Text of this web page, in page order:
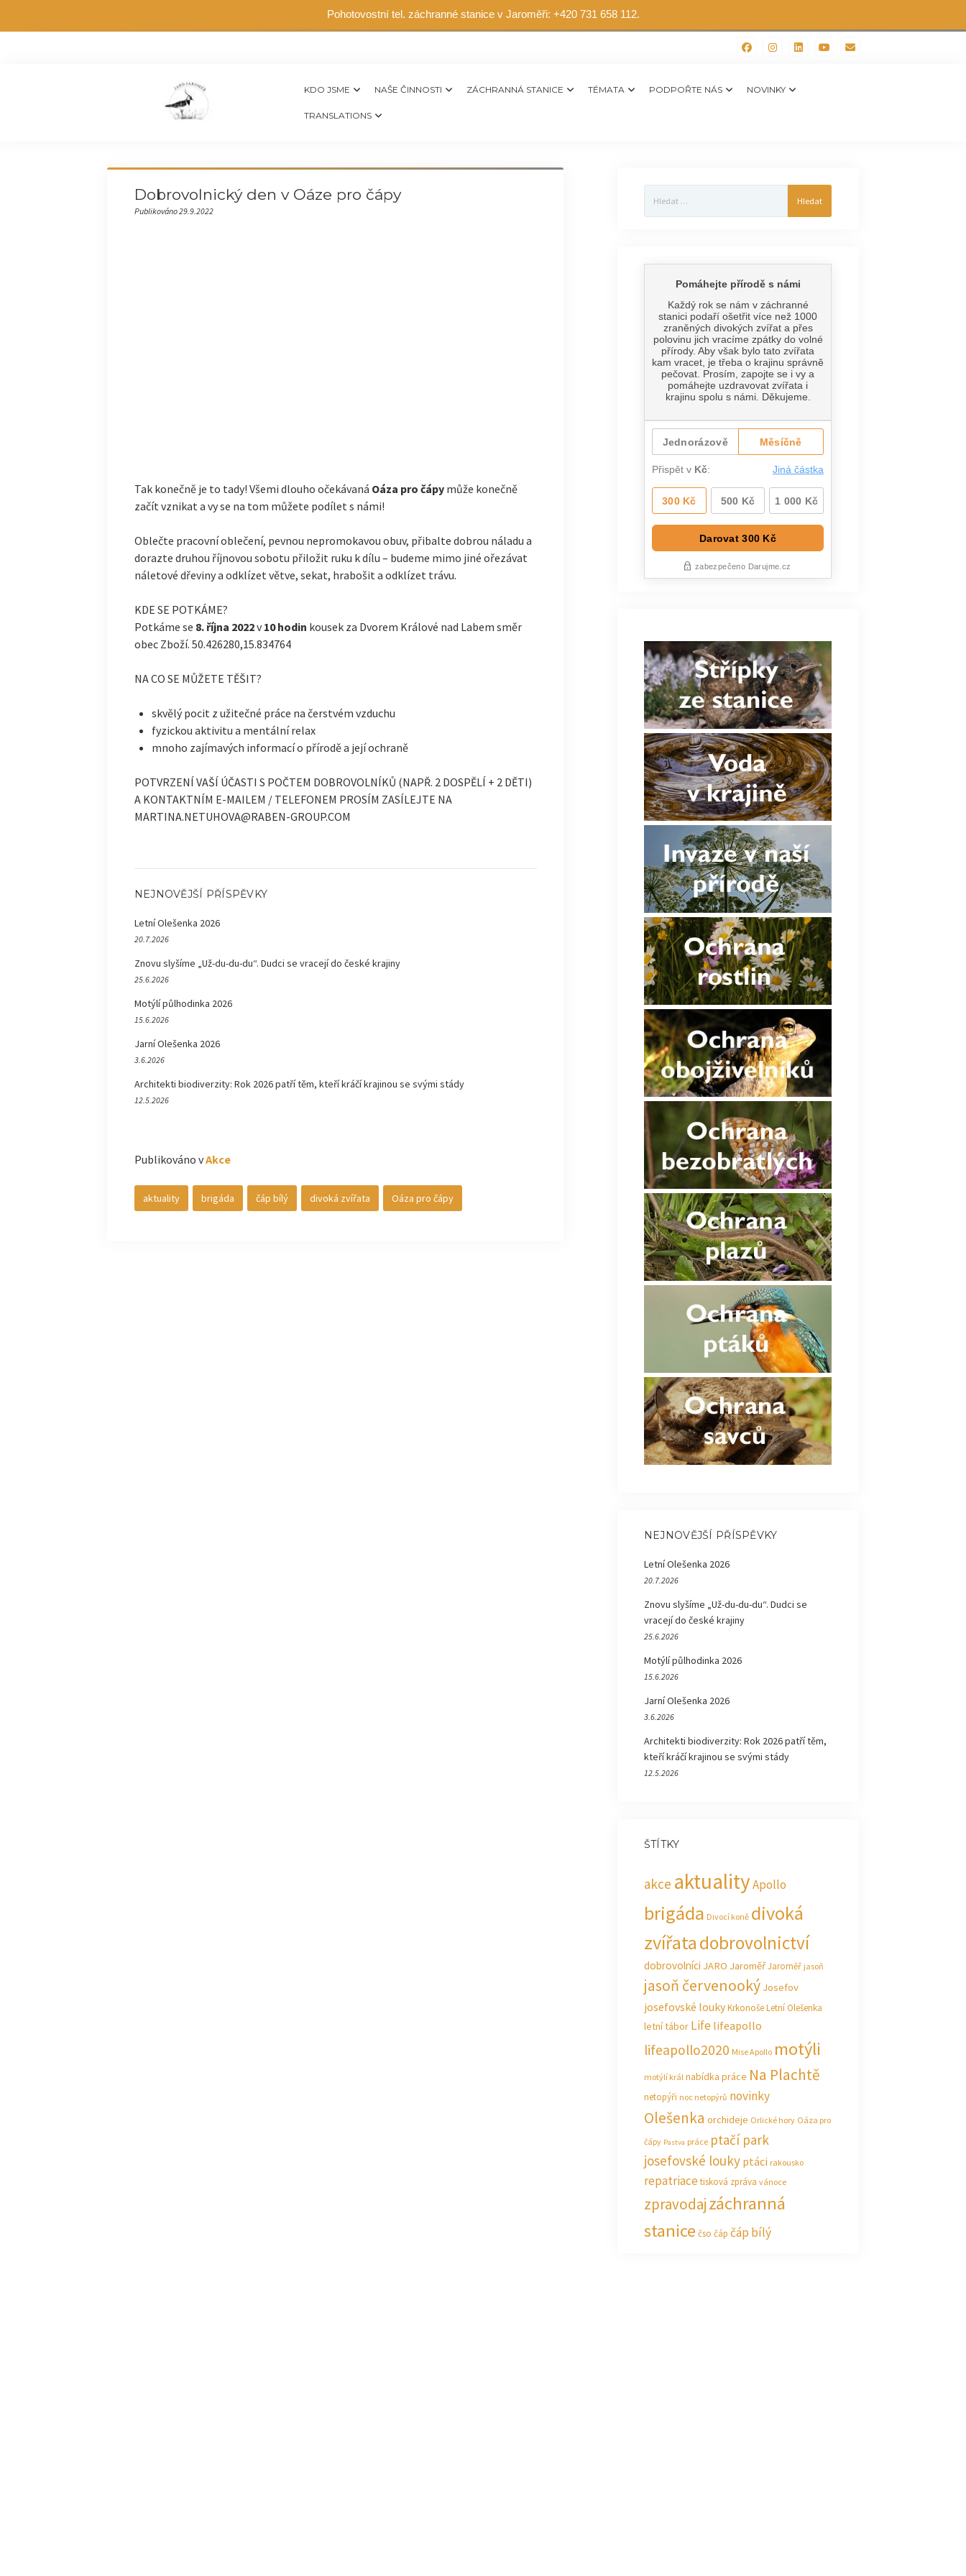
Pohotovostní tel. záchranné stanice v Jaroměři: +420 731 658 112.
KDO JSME NAŠE ČINNOSTI ZÁCHRANNÁ STANICE TÉMATA PODPOŘTE NÁS NOVINKY
TRANSLATIONS
Dobrovolnický den v Oáze pro čápy
Publikováno 29.9.2022
Tak konečně je to tady! Všemi dlouho očekávaná Oáza pro čápymůže konečně
začít vznikat a vy se na tom můžete podílet s námi!
Oblečte pracovní oblečení, pevnou nepromokavou obuv, přibalte dobrou náladu a
dorazte druhou říjnovou sobotu přiložit ruku k dílu – budeme mimo jiné ořezávat
náletové dřeviny a odklízet větve, sekat, hrabošit a odklízet trávu.
KDE SE POTKÁME?
Potkáme se 8. října 2022v10 hodin kousek za Dvorem Králové nad Labem směr
obec Zboží. 50.426280,15.834764
NA CO SE MŮŽETE TĚŠIT?
skvělý pocit z užitečné práce na čerstvém vzduchu
fyzickou aktivitu a mentální relax
mnoho zajímavých informací o přírodě a její ochraně
POTVRZENÍ VAŠÍ ÚČASTI S POČTEM DOBROVOLNÍKŮ (NAPŘ. 2 DOSPĚLÍ + 2 DĚTI)
A KONTAKTNÍM E-MAILEM / TELEFONEM PROSÍM ZASÍLEJTE NA
MARTINA.NETUHOVA@RABEN-GROUP.COM
NEJNOVĚJŠÍ PŘÍSPĚVKY
Letní Olešenka 2026
20.7.2026
Znovu slyšíme „Už-du-du-du“. Dudci se vracejí do české krajiny
25.6.2026
Motýlí půlhodinka 2026
15.6.2026
Jarní Olešenka 2026
3.6.2026
Architekti biodiverzity: Rok 2026 patří těm, kteří kráčí krajinou se svými stády
12.5.2026
Publikováno vAkce
aktuality brigáda čáp bílý divoká zvířata Oáza pro čápy
NEJNOVĚJŠÍ PŘÍSPĚVKY
Letní Olešenka 2026
20.7.2026
Znovu slyšíme „Už-du-du-du“. Dudci se
vracejí do české krajiny
25.6.2026
Motýlí půlhodinka 2026
15.6.2026
Jarní Olešenka 2026
3.6.2026
Architekti biodiverzity: Rok 2026 patří těm,
kteří kráčí krajinou se svými stády
12.5.2026
ŠTÍTKY
akce aktualityApollo
brigáda Divocí koně divoká
zvířatadobrovolnictví
dobrovolníci JARO JaroměřJaroměř jasoň
jasoň červenooký Josefov
josefovské loukyKrkonošeLetní Olešenka
letní tábor Life lifeapollo
lifeapollo2020 Mise Apollo motýli
motýlí král nabídka práce Na Plachtě
netopýři noc netopýrů novinky
Olešenka orchideje Orlické hory Oáza pro
čápy Pastva práce ptačí park
josefovské louky ptáci rakousko
repatriacetisková zpráva vánoce
zpravodajzáchranná
stanice čso čáp čáp bílý